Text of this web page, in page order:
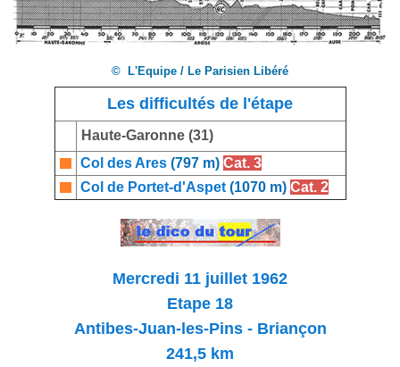
© L'Equipe / Le Parisien Libéré
Les difficultés de l'étape
Haute-Garonne (31)
Col des Ares(797 m) Cat. 3
Col de Portet-d'Aspet(1070 m) Cat. 2
Mercredi 11 juillet 1962
Etape 18
Antibes-Juan-les-Pins - Briançon
241,5 km